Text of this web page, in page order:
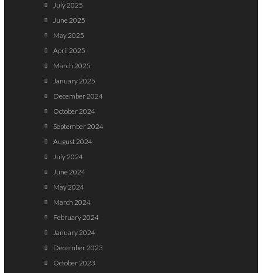
July 2025
June 2025
May 2025
April 2025
March 2025
January 2025
December 2024
October 2024
September 2024
August 2024
July 2024
June 2024
May 2024
March 2024
February 2024
January 2024
December 2023
October 2023